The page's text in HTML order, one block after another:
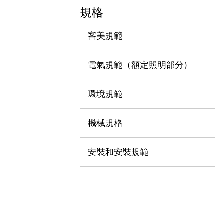
使人機協作更安全、更高效
提高半導體製造裝置設計自由度的方法
瞬間完成開關的更換，避免停機時間拉長
瀏覽全部
規格
審美規範
電氣規範（額定照明部分）
環境規範
機械規格
安裝和安裝規範